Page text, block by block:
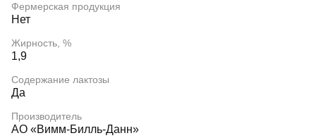
Фермерская продукция
Нет
Жирность, %
1,9
Содержание лактозы
Да
Производитель
АО «Вимм-Билль-Данн»